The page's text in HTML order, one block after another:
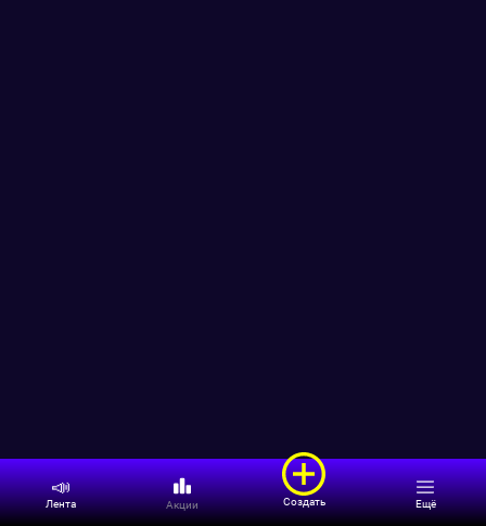
📣
Лента Акции Создать Ещё